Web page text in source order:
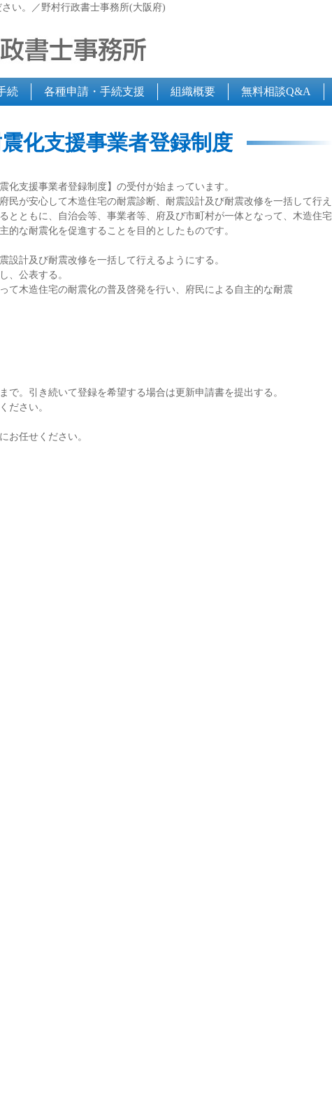
い。／野村行政書士事務所(大阪府)
続 各種申請・手続支援 組織概要 無料相談Q&A
化支援事業者登録制度
化支援事業者登録制度】の受付が始まっています。
民が安心して木造住宅の耐震診断、耐震設計及び耐震改修を一括して行え
とともに、自治会等、事業者等、府及び市町村が一体となって、木造住宅
的な耐震化を促進することを目的としたものです。
計及び耐震改修を一括して行えるようにする。
、公表する。
て木造住宅の耐震化の普及啓発を行い、府民による自主的な耐震
で。引き続いて登録を希望する場合は更新申請書を提出する。
ださい。
にお任せください。